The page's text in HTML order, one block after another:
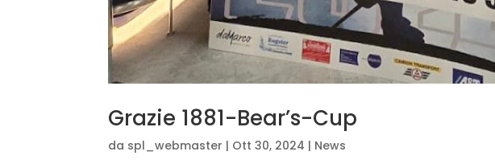
Grazie 1881-Bear’s-Cup
da spl_webmaster | Ott 30, 2024 | News